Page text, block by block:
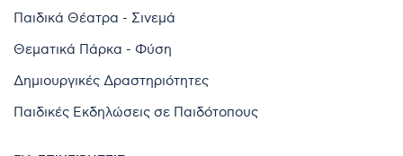
Παιδικά Θέατρα - Σινεμά
Θεματικά Πάρκα - Φύση
Δημιουργικές Δραστηριότητες
Παιδικές Εκδηλώσεις σε Παιδότοπους